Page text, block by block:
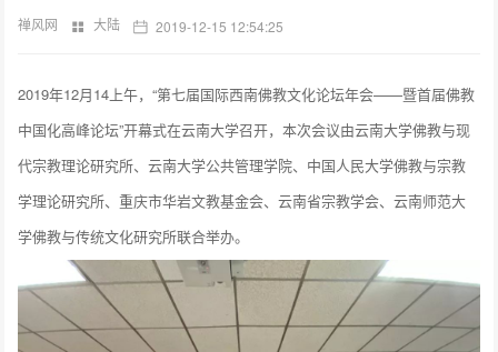
禅风网 大陆 2019-12-15 12:54:25
2019年12月14上午，“第七届国际西南佛教文化论坛年会——暨首届佛教
中国化高峰论坛”开幕式在云南大学召开，本次会议由云南大学佛教与现
代宗教理论研究所、云南大学公共管理学院、中国人民大学佛教与宗教
学理论研究所、重庆市华岩文教基金会、云南省宗教学会、云南师范大
学佛教与传统文化研究所联合举办。